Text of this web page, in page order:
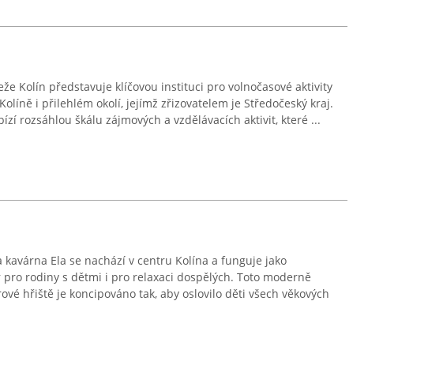
Kolín představuje klíčovou instituci pro volnočasové aktivity
i přilehlém okolí, jejímž zřizovatelem je Středočeský kraj.
rozsáhlou škálu zájmových a vzdělávacích aktivit, které ...
kavárna Ela se nachází v centru Kolína a funguje jako
rodiny s dětmi i pro relaxaci dospělých. Toto moderně
hřiště je koncipováno tak, aby oslovilo děti všech věkových